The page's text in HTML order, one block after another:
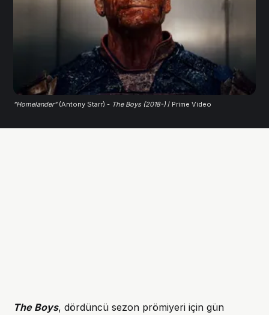
"Homelander" (Antony Starr) - The Boys (2018-) / Prime Video
The Boys, dördüncü sezon prömiyeri için gün